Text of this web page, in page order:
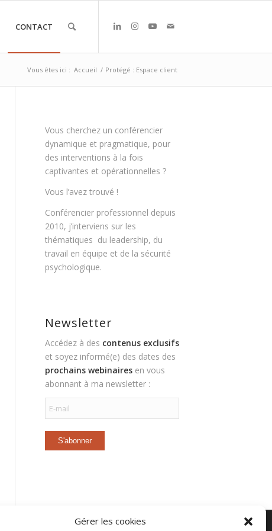
Gérer les cookies
CONTACT
Vous êtes ici : Accueil / Protégé : Espace client
Vous cherchez un conférencier
dynamique et pragmatique, pour
des interventions à la fois
captivantes et opérationnelles ?
Vous l’avez trouvé !
Conférencier professionnel depuis
2010, j’interviens sur les
thématiques du leadership, du
travail en équipe et de la sécurité
psychologique.
Newsletter
Accédez à des contenus exclusifs
et soyez informé(e) des dates des
prochains webinairesen vous
abonnant à ma newsletter :